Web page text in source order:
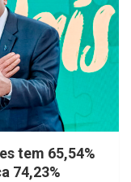
tem 65,54%
74,23%